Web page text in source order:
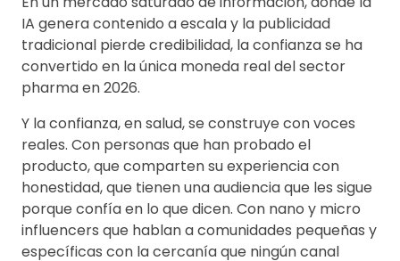
IA genera contenido a escala y la publicidad
tradicional pierde credibilidad, la confianza se ha
convertido en la única moneda real del sector
pharma en 2026.
Y la confianza, en salud, se construye con voces
reales. Con personas que han probado el
producto, que comparten su experiencia con
honestidad, que tienen una audiencia que les sigue
porque confía en lo que dicen. Con nano y micro
influencers que hablan a comunidades pequeñas y
específicas con la cercanía que ningún canal